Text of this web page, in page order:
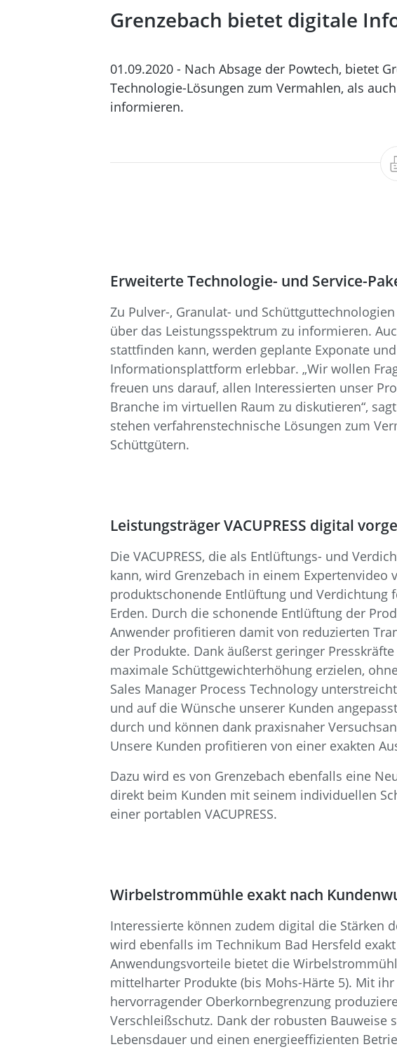
Grenzebach bietet digitale
01.09.2020 - Nach Absage der Powtech, bietet
Technologie-Lösungen zum Vermahlen, als
informieren.
Erweiterte Technologie- und Service-
Zu Pulver-, Granulat- und
über das Leistungsspektrum zu informieren.
stattfinden kann, werden geplante Exponate
Informationsplattform erlebbar. „Wir wollen
freuen uns darauf, allen Interessierten unser
Branche im virtuellen Raum zu diskutieren“,
stehen verfahrenstechnische Lösungen zum
Schüttgütern.
Leistungsträger VACUPRESS digital
Die VACUPRESS, die als Entlüftungs- und
kann, wird Grenzebach in einem
produktschonende Entlüftung und Verdichtung
Erden. Durch die schonende Entlüftung der
Anwender profitieren damit von reduzierten
der Produkte. Dank äußerst geringer
maximale Schüttgewichterhöhung erzielen,
Sales Manager Process Technology
und auf die Wünsche unserer Kunden
durch und können dank praxisnaher
Unsere Kunden profitieren von einer exakten
Dazu wird es von Grenzebach ebenfalls eine
direkt beim Kunden mit seinem individuellen
einer portablen VACUPRESS.
Wirbelstrommühle exakt nach
Interessierte können zudem digital die Stärken
wird ebenfalls im Technikum Bad Hersfeld
Anwendungsvorteile bietet die
mittelharter Produkte (bis Mohs-Härte 5). Mit
hervorragender Oberkornbegrenzung
Verschleißschutz. Dank der robusten
Lebensdauer und einen energieeffizienten